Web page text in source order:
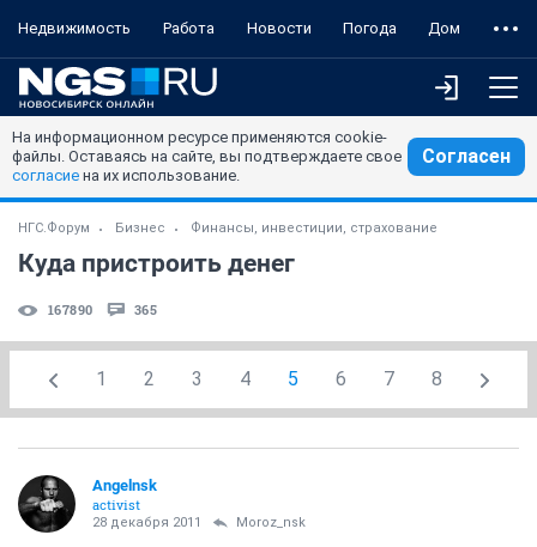
Недвижимость Работа Новости Погода Дом
На информационном ресурсе применяются cookie-
файлы. Оставаясь на сайте, вы подтверждаете свое
согласие на их использование.
Согласен
НГС.Форум Бизнес Финансы, инвестиции, страхование
Куда пристроить денег
167890 365
1 2 3 4 5 6 7 8
Angelnsk
activist
28 декабря 2011 Moroz_nsk